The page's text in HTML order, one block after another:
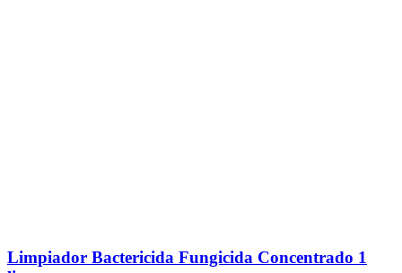
Limpiador Bactericida Fungicida Concentrado 1